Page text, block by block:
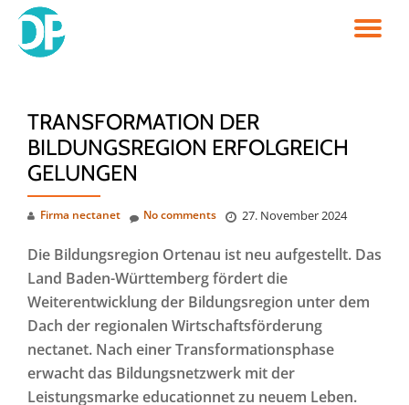
Skip
TRANSFORMATION DER
BILDUNGSREGION ERFOLGREICH
GELUNGEN
Firma nectanet 27. November 2024
No comments
Die Bildungsregion Ortenau ist neu aufgestellt. Das
Land Baden-Württemberg fördert die
Weiterentwicklung der Bildungsregion unter dem
Dach der regionalen Wirtschaftsförderung
nectanet. Nach einer Transformationsphase
erwacht das Bildungsnetzwerk mit der
Leistungsmarke educationnet zu neuem Leben.